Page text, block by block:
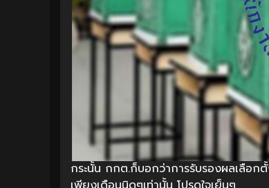
กระนั้น กกต.ก็บอกว่าการรับรองผลเลือ